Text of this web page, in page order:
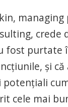
managing
crede
fost purtate
și
potențiali
cele mai